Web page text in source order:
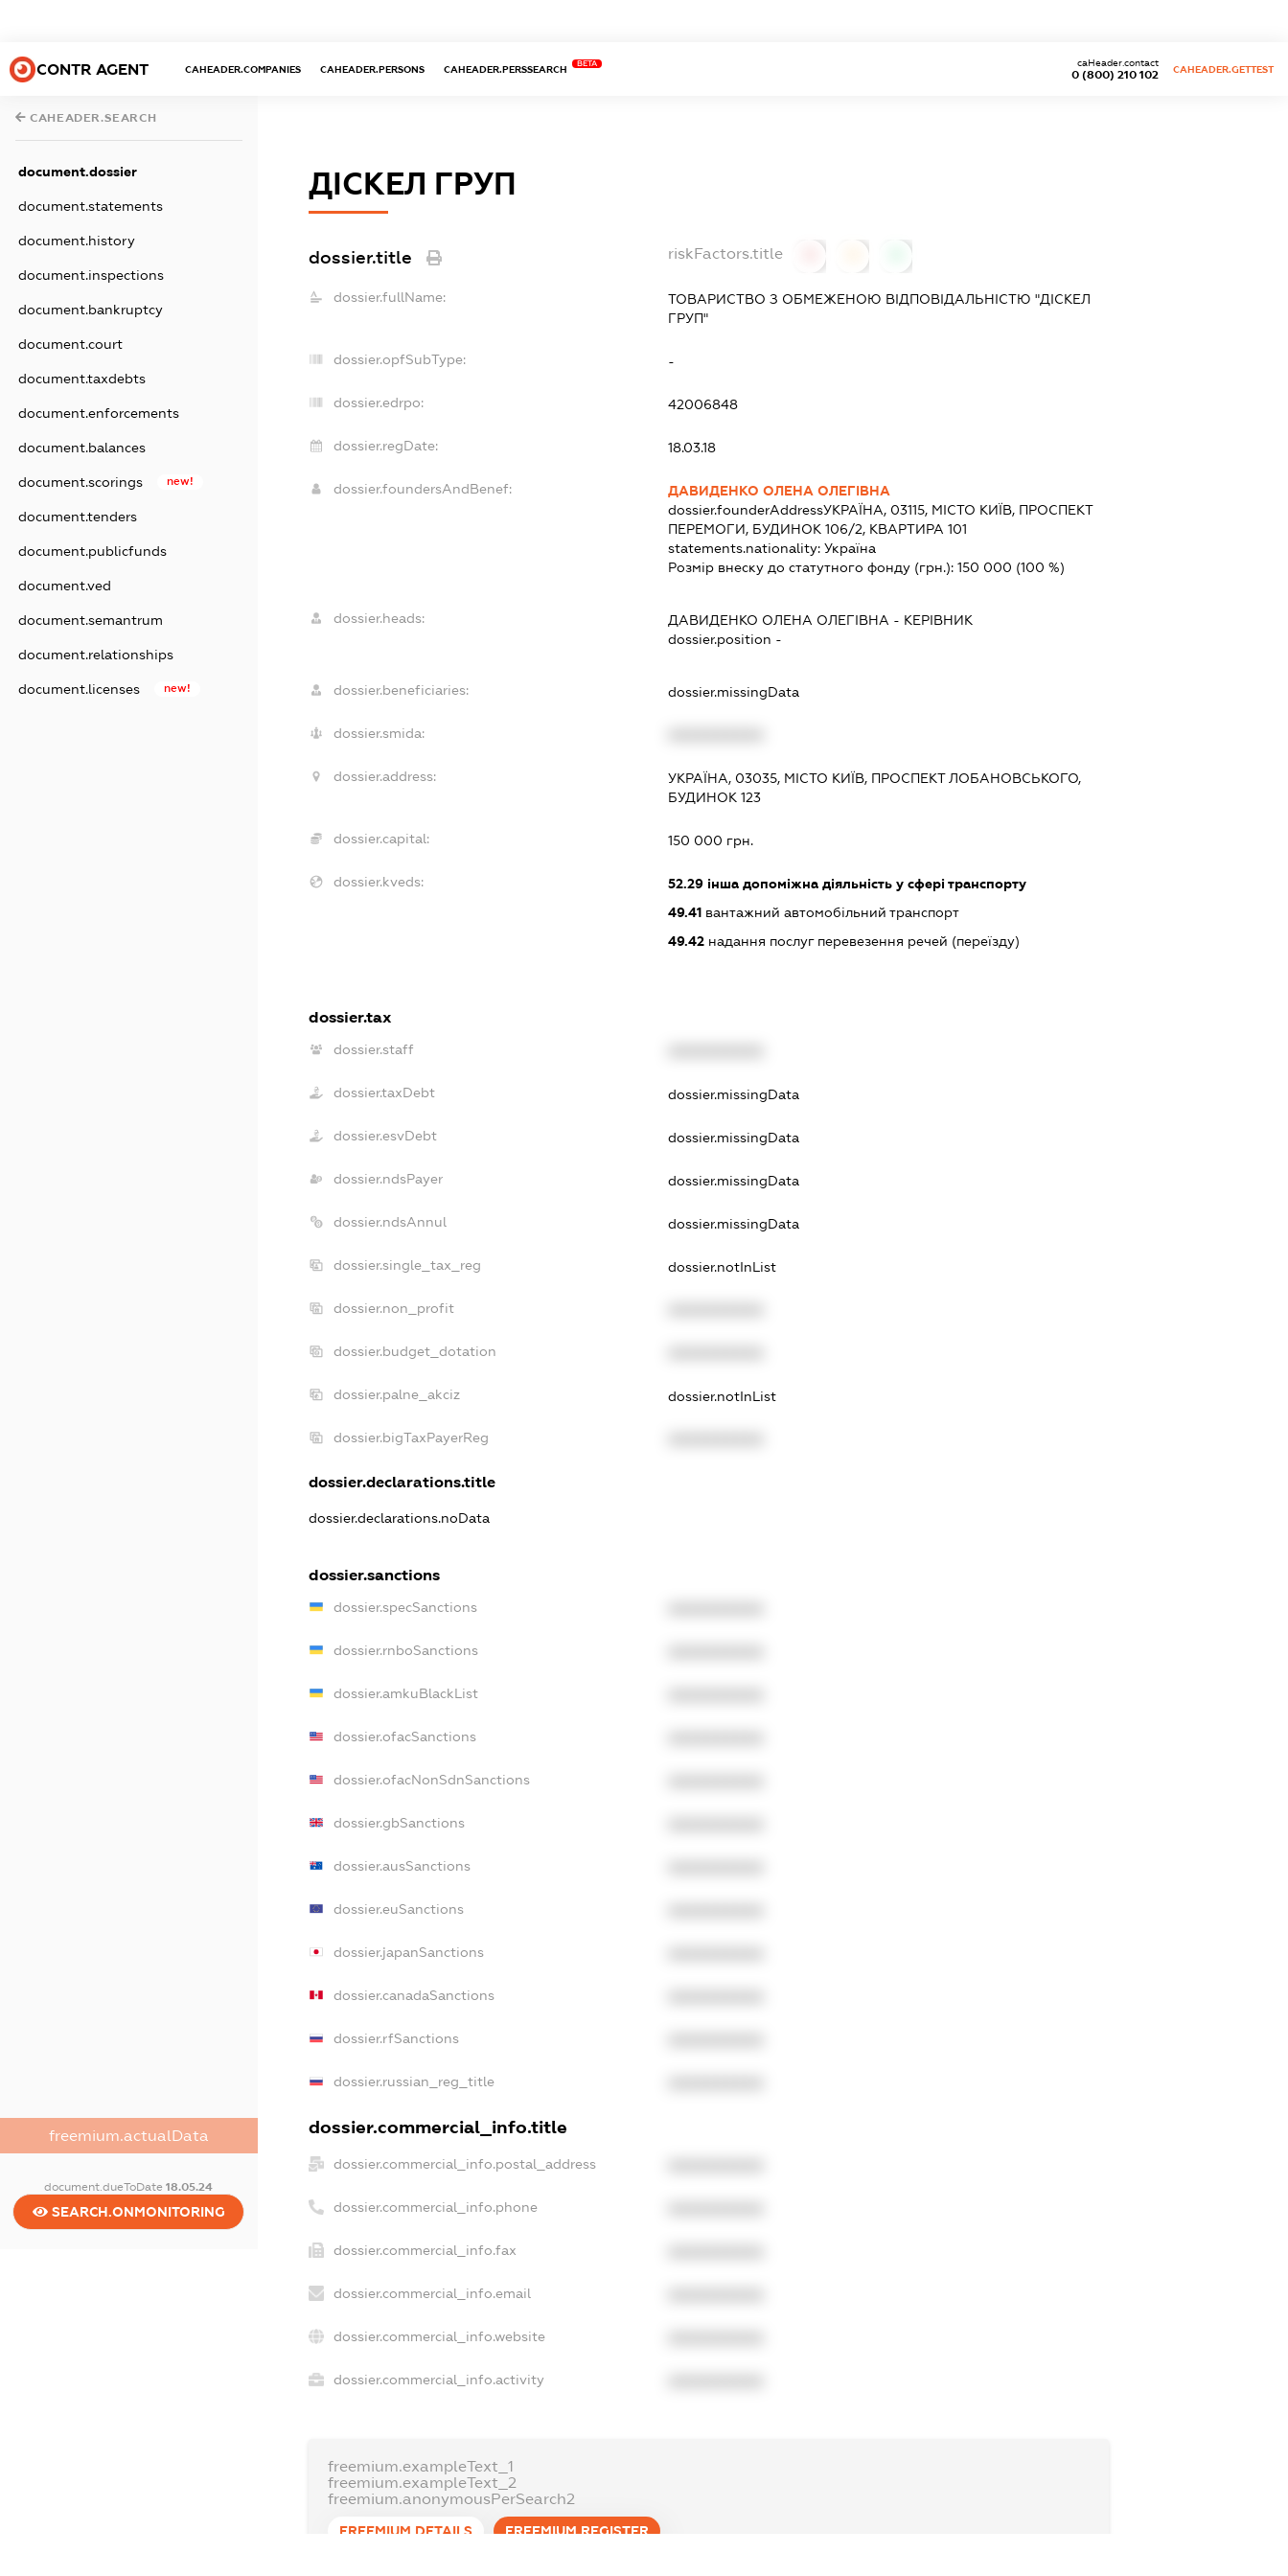
CONTR AGENT CAHEADER.COMPANIES CAHEADER.PERSONS CAHEADER.PERSSEARCH
BETA
0 (800) 210 102
caHeader.contact
CAHEADER.GETTEST
CAHEADER.SEARCH
document.dossier
document.statements
document.history
document.inspections
document.bankruptcy
document.court
document.taxdebts
document.enforcements
document.balances
document.scorings new!
document.tenders
document.publicfunds
document.ved
document.semantrum
document.relationships
document.licenses new!
freemium.actualData
document.dueToDate18.05.24
SEARCH.ONMONITORING
ДІСКЕЛ ГРУП
dossier.title riskFactors.title
dossier.fullName:
ТОВАРИСТВО З ОБМЕЖЕНОЮ ВІДПОВІДАЛЬНІСТЮ "ДІСКЕЛ
ГРУП"
dossier.opfSubType: -
dossier.edrpo: 42006848
dossier.regDate: 18.03.18
dossier.foundersAndBenef:
ДАВИДЕНКО ОЛЕНА ОЛЕГІВНА
dossier.founderAddressУКРАЇНА, 03115, МІСТО КИЇВ, ПРОСПЕКТ
ПЕРЕМОГИ, БУДИНОК 106/2, КВАРТИРА 101
statements.nationality:Україна
Розмір внеску до статутного фонду (грн.):150 000 (100 %)
dossier.heads: ДАВИДЕНКО ОЛЕНА ОЛЕГІВНА - КЕРІВНИК
dossier.position -
dossier.beneficiaries: dossier.missingData
dossier.smida:
dossier.address:
УКРАЇНА, 03035, МІСТО КИЇВ, ПРОСПЕКТ ЛОБАНОВСЬКОГО,
БУДИНОК 123
dossier.capital: 150 000 грн.
dossier.kveds: 52.29 інша допоміжна діяльність у сфері транспорту
49.41 вантажний автомобільний транспорт
49.42 надання послуг перевезення речей (переїзду)
dossier.tax
dossier.staff
dossier.taxDebt dossier.missingData
dossier.esvDebt dossier.missingData
dossier.ndsPayer dossier.missingData
dossier.ndsAnnul dossier.missingData
dossier.single_tax_reg dossier.notInList
dossier.non_profit
dossier.budget_dotation
dossier.palne_akciz dossier.notInList
dossier.bigTaxPayerReg
dossier.declarations.title
dossier.declarations.noData
dossier.sanctions
dossier.specSanctions
dossier.rnboSanctions
dossier.amkuBlackList
dossier.ofacSanctions
dossier.ofacNonSdnSanctions
dossier.gbSanctions
dossier.ausSanctions
dossier.euSanctions
dossier.japanSanctions
dossier.canadaSanctions
dossier.rfSanctions
dossier.russian_reg_title
dossier.commercial_info.title
dossier.commercial_info.postal_address
dossier.commercial_info.phone
dossier.commercial_info.fax
dossier.commercial_info.email
dossier.commercial_info.website
dossier.commercial_info.activity
freemium.exampleText_1
freemium.exampleText_2
freemium.anonymousPerSearch2
FREEMIUM.DETAILS FREEMIUM.REGISTER